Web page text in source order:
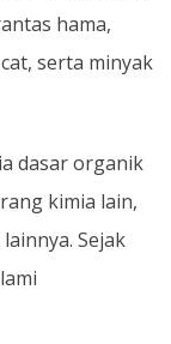
hama,
serta minyak
dasar organik
kimia lain,
Sejak